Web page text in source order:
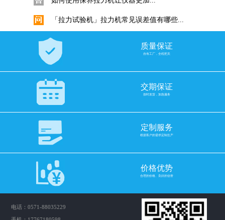
金属板材拉力试验机拉伸试验标准试样要...
金属拉伸试验标准试样要求是什...
电子拉力试验机选择滚珠丝杠还是梯形丝...
拉力试验机如何配置合适的丝杆...
拉力机力值选购十分重要，如何...
在塑料工业中，熔体流动速率（...
科思Quarrz固体比重计的使用
数显直读式密度测试仪固体采用...
质量保证
自有工厂，全程把关
交期保证
按时发货，加急服务
定制服务
根据客户的需求定制生产
价格优势
合理的价格、良好的信誉
电话：0571-88035229